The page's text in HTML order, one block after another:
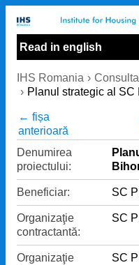
Read in english
IHS Romania
Planul strategic al SC
← fișa
anterioară
Denumirea
proiectului:
Beneficiar: SC
Organizaţie
contractantă:
SC
Organizaţie
SC